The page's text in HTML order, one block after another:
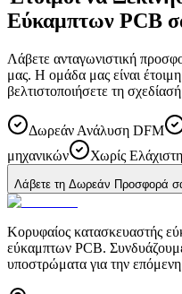
Εύκαμπτων PCB
Λάβετε ανταγωνιστική
μας. Η ομάδα μας είναι
βελτιστοποιήσετε τη
Δωρεάν Ανάλυση DFM
μηχανικών
Χωρίς
Λάβετε τη Δωρεάν Προσφορά
Κορυφαίος κατασκευαστής
εύκαμπτων PCB.
υποστρώματα για την